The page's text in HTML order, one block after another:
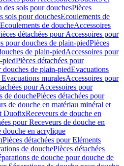
des sols pour douchesPièces
sols pour douchesEcoulements de
de doucheAccessoires
détachées pour Accessoires pour
pour douches de plain-piedPièces
de plain-piedAccessoires pour
piedPièces détachées pour
douches de plain-piedEvacuations
muralesAccessoires pour
pour Accessoires pour
de douchePièces détachées pour
de douche en matériau minéral et
DuofixReceveurs de douche en
pour Receveurs de douche en
douche en acrylique
Pièces détachées pour Eléments
de douchePièces détachées
de douche pour douche de